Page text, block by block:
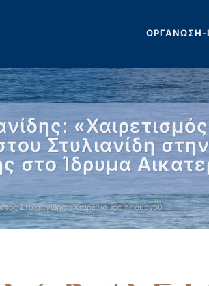
ΟΡΓΑΝΩΣΗ-
Στυλιανίδη
στο Ίδρυμα
Στυλιανίδης: «Χαιρετισμός Υπουργού …